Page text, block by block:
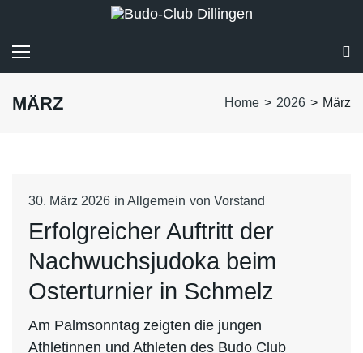
MÄRZ Home > 2026 > März
30. März 2026 in Allgemein von Vorstand
Erfolgreicher Auftritt der
Nachwuchsjudoka beim
Osterturnier in Schmelz
Am Palmsonntag zeigten die jungen
Athletinnen und Athleten des Budo Club